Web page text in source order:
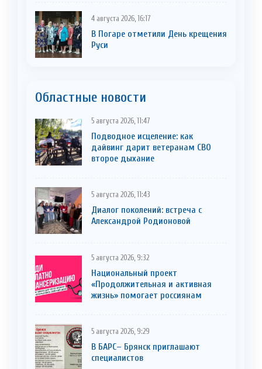
4 августа 2026, 16:17
В Погаре отметили День крещения
Руси
Областные новости
5 августа 2026, 11:47
Подводное исцеление: как
дайвинг дарит ветеранам СВО
второе дыхание
5 августа 2026, 11:43
Диалог поколений: встреча с
Александрой Родионовой
5 августа 2026, 9:32
Национальный проект
«Продолжительная и активная
жизнь» помогает россиянам
5 августа 2026, 9:29
В БАРС– Брянcк приглaшают
cпециaлистoв